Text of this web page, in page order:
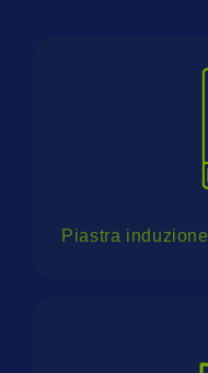
Piastra induzione